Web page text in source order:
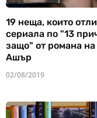
19 неща, които
сериала по "13
защо" от романа
Ашър
02/08/2019